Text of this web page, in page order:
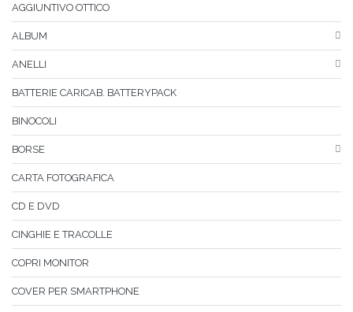
AGGIUNTIVO OTTICO
ALBUM
ANELLI
BATTERIE CARICAB. BATTERYPACK
BINOCOLI
BORSE
CARTA FOTOGRAFICA
CD E DVD
CINGHIE E TRACOLLE
COPRI MONITOR
COVER PER SMARTPHONE